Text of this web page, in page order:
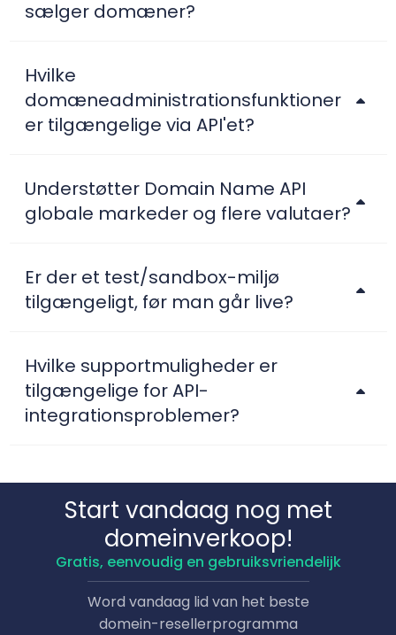
sælger domæner?
Hvilke
domæneadministrationsfunktioner
er tilgængelige via API'et?
Understøtter Domain Name API
globale markeder og flere valutaer?
Er der et test/sandbox-miljø
tilgængeligt, før man går live?
Hvilke supportmuligheder er
tilgængelige for API-
integrationsproblemer?
Start vandaag nog met
domeinverkoop!
Gratis, eenvoudig en gebruiksvriendelijk
Word vandaag lid van het beste
domein-resellerprogramma